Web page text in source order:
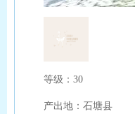
等级：30
产出地：石塘县